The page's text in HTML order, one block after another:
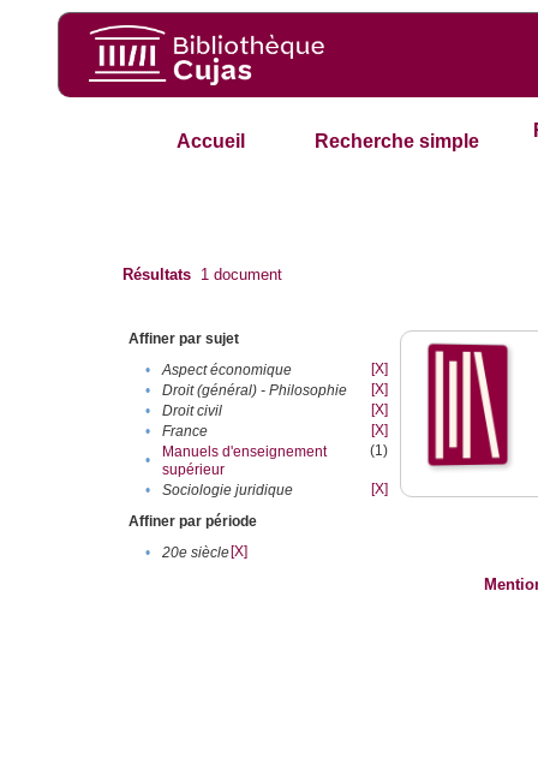
Accueil Recherche simple
Résultats 1 document
Affiner par sujet
•
Aspect économique
[X]
•
Droit (général) - Philosophie
[X]
•
Droit civil
[X]
•
France
[X]
•
Manuels d'enseignement
supérieur
(1)
• Sociologie juridique
[X]
Affiner par période
•
20e siècle[X]